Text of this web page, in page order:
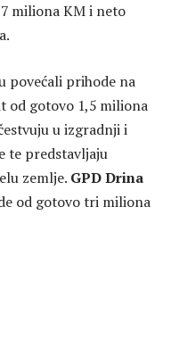
miliona KM i neto
povećali prihode na
od gotovo 1,5 miliona
u izgradnji i
te predstavljaju
zemlje. GPD Drina
od gotovo tri miliona